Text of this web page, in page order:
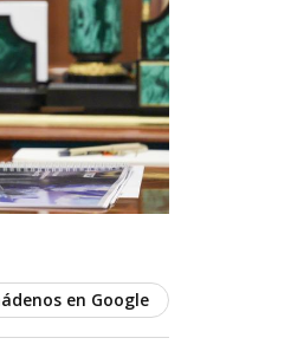
en Google